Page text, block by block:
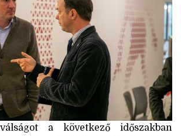
a következő időszakban